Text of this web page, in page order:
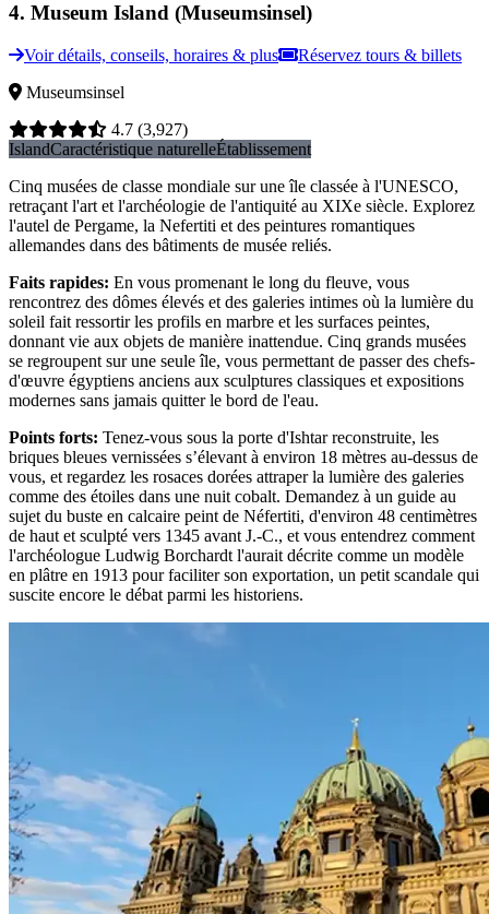
4. Museum Island (Museumsinsel)
Voir détails, conseils, horaires & plus
Réservez tours & billets
Museumsinsel
4.7 (3,927)
IslandCaractéristique naturelleÉtablissement
Cinq musées de classe mondiale sur une île classée à l'UNESCO,
retraçant l'art et l'archéologie de l'antiquité au XIXe siècle. Explorez
l'autel de Pergame, la Nefertiti et des peintures romantiques
allemandes dans des bâtiments de musée reliés.
Faits rapides: En vous promenant le long du fleuve, vous
rencontrez des dômes élevés et des galeries intimes où la lumière du
soleil fait ressortir les profils en marbre et les surfaces peintes,
donnant vie aux objets de manière inattendue. Cinq grands musées
se regroupent sur une seule île, vous permettant de passer des chefs-
d'œuvre égyptiens anciens aux sculptures classiques et expositions
modernes sans jamais quitter le bord de l'eau.
Points forts: Tenez-vous sous la porte d'Ishtar reconstruite, les
briques bleues vernissées s’élevant à environ 18 mètres au-dessus de
vous, et regardez les rosaces dorées attraper la lumière des galeries
comme des étoiles dans une nuit cobalt. Demandez à un guide au
sujet du buste en calcaire peint de Néfertiti, d'environ 48 centimètres
de haut et sculpté vers 1345 avant J.-C., et vous entendrez comment
l'archéologue Ludwig Borchardt l'aurait décrite comme un modèle
en plâtre en 1913 pour faciliter son exportation, un petit scandale qui
suscite encore le débat parmi les historiens.